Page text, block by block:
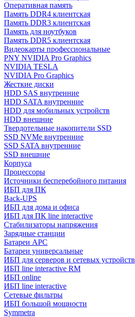
Оперативная память
Память DDR4 клиентская
Память DDR3 клиентская
Память для ноутбуков
Память DDR5 клиентская
Видеокарты профессиональные
PNY NVIDIA Pro Graphics
NVIDIA TESLA
NVIDIA Pro Graphics
Жесткие диски
HDD SAS внутренние
HDD SATA внутренние
HDD для мобильных устройств
HDD внешние
Твердотельные накопители SSD
SSD NVMe внутренние
SSD SATA внутренние
SSD внешние
Корпуса
Процессоры
Источники бесперебойного питания
ИБП для ПК
Back-UPS
ИБП для дома и офиса
ИБП для ПК linе interactive
Стабилизаторы напряжения
Зарядные станции
Батареи APC
Батареи универсальные
ИБП для серверов и сетевых устройств
ИБП line interactive RM
ИБП online
ИБП linе interactive
Сетевые фильтры
ИБП большой мощности
Symmetra